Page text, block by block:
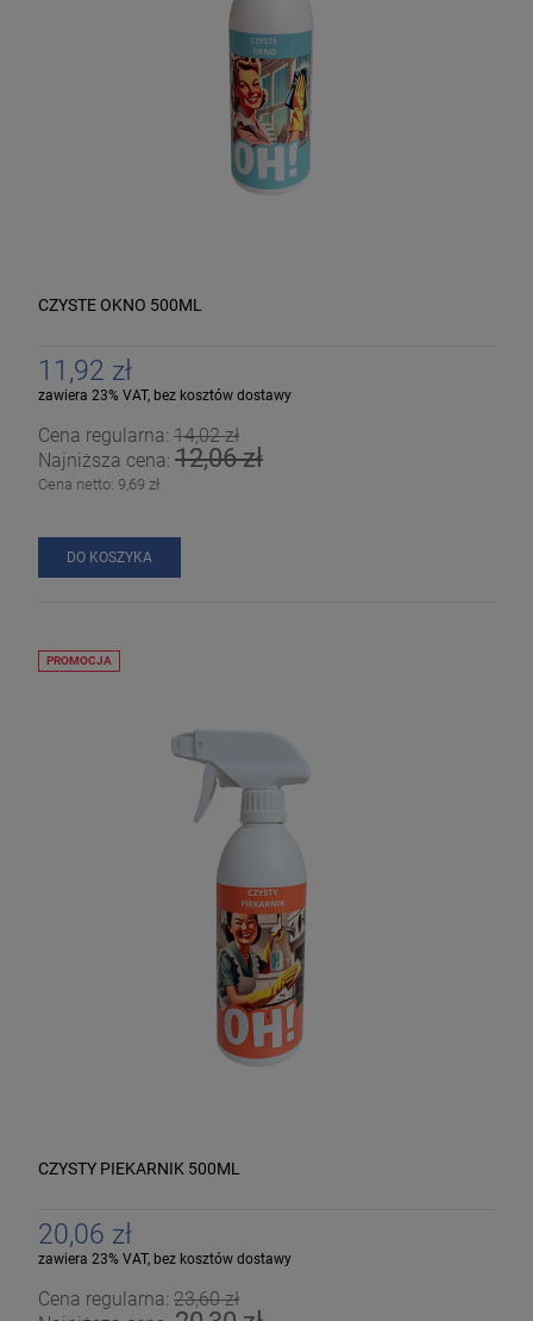
CZYSTE OKNO 500ML
11,92 zł
zawiera 23% VAT, bez kosztów dostawy
Cena regularna: 14,02 zł
Najniższa cena: 12,06 zł
Cena netto: 9,69 zł
DO KOSZYKA
CZYSTY PIEKARNIK 500ML
20,06 zł
zawiera 23% VAT, bez kosztów dostawy
Cena regularna: 23,60 zł
PROMOCJA